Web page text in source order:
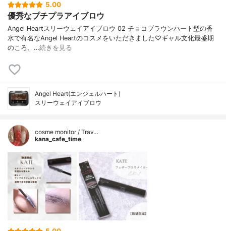
5.00
優秀なプチプラアイブロウ
Angel Heartスリーウェイアイブロウ 02 チョコブラウンハート型の香
水で有名なAngel Heartのコスメをいただきました♡ギャル文化最盛期
のころ、…続きを見る
Angel Heart(エンジェルハート)
スリーウェイアイブロウ
cosme monitor / Trav…
kana_cafe_time